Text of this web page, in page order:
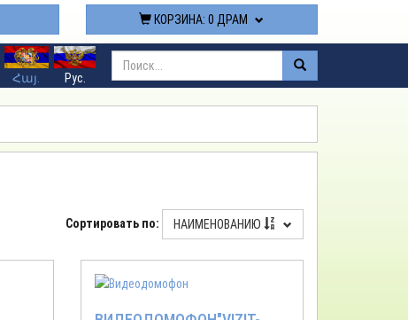
КОРЗИНА:0 ДРАМ
Հայ.
Рус.
Сортировать по: НАИМЕНОВАНИЮ